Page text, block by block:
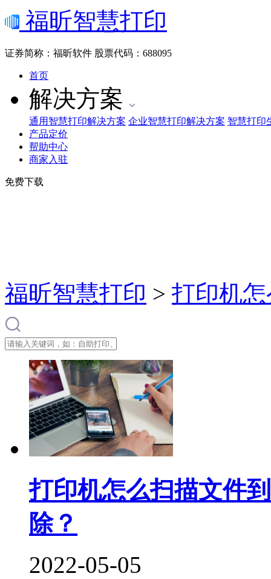
福昕智慧打印
证券简称：福昕软件 股票代码：688095
首页
解决方案
通用智慧打印解决方案 企业智慧打印解决方案 智慧打印
产品定价
帮助中心
商家入驻
免费下载
福昕智慧打印 > 打印机
打印机怎么扫描文件
除？
2022-05-05